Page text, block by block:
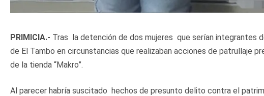
PRIMICIA.- Tras la detención de dos mujeres que serían integrantes
de El Tambo en circunstancias que realizaban acciones de patrullaje
de la tienda “Makro”.
Al parecer habría suscitado hechos de presunto delito contra el